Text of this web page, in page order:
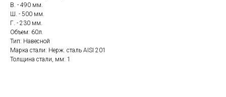
В. - 490 мм.
Ш. - 500 мм.
Г. - 230 мм.
Объем: 60л.
Тип: Навесной
Марка стали: Нерж. сталь AISI 201
Толщина стали, мм: 1